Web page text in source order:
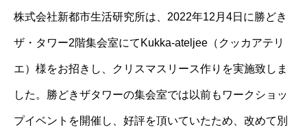
株式会社新都市生活研究所は、2022年12月4日に勝どき
ザ・タワー2階集会室にてKukka-ateljee（クッカアテリ
エ）様をお招きし、クリスマスリース作りを実施致しま
した。勝どきザタワーの集会室では以前もワークショッ
プイベントを開催し、好評を頂いていたため、改めて別